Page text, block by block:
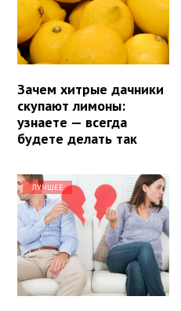
Зачем хитрые дачники
скупают лимоны:
узнаете — всегда
будете делать так
ЛУЧШЕЕ